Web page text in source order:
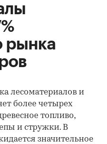
рынка
лесоматериалов и
более четырех
топливо,
и стружки. В
значительное